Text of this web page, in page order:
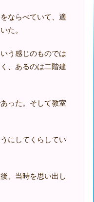
ならべていて、適
た。
う感じのものでは
、あるのは二階建
った。そして教室
にしてくらしてい
、当時を思い出し